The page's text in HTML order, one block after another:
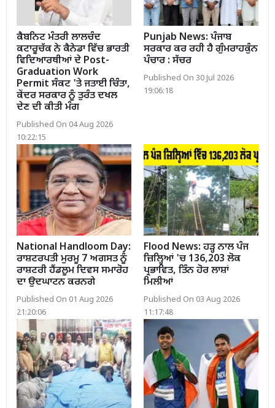
ਕੈਬਨਿਟ ਮੰਤਰੀ ਲਾਲਚੰਦ
ਕਟਾਰੂਚੱਕ ਨੇ ਕੈਨੇਡਾ ਵਿੱਚ ਭਾਰਤੀ
ਵਿਦਿਆਰਥੀਆਂ ਦੇ Post-
Graduation Work
Permit ਸੰਕਟ 'ਤੇ ਜਤਾਈ ਚਿੰਤਾ,
ਕੇਂਦਰ ਸਰਕਾਰ ਨੂੰ ਤੁਰੰਤ ਦਖਲ
ਦੇਣ ਦੀ ਕੀਤੀ ਮੰਗ
Published On 04 Aug 2026
10:22:15
Punjab News: ਪੰਜਾਬ
ਸਰਕਾਰ ਕਰ ਰਹੀ ਹੈ ਗੁੰਮਰਾਹਕੁੰਨ
ਪੰਚਾਰ : ਸੱਚਰ
Published On 30 Jul 2026
19:06:18
National Handloom Day:
ਰਾਸ਼ਟਰਪਤੀ ਮੁਰਮੂ 7 ਅਗਸਤ ਨੂੰ
ਰਾਸ਼ਟਰੀ ਹੈਂਡਲੂਮ ਦਿਵਸ ਸਮਾਰੋਹ
ਦਾ ਉਦਘਾਟਨ ਕਰਨਗੇ
Published On 01 Aug 2026
21:20:06
Flood News: ਹੜ੍ਹ ਨਾਲ ਪੰਜ
ਜ਼ਿਲ੍ਹਿਆਂ 'ਚ 136,203 ਲੋਕ
ਪ੍ਰਭਾਵਿਤ, ਤਿੰਨ ਹੋਰ ਲਾਸ਼ਾਂ
ਮਿਲੀਆਂ
Published On 03 Aug 2026
11:17:48